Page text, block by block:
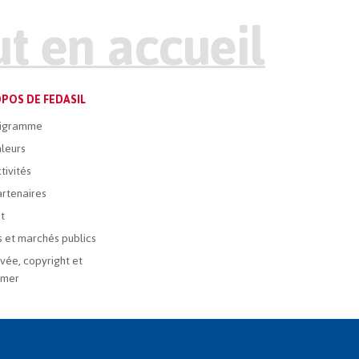
DE FEDASIL
et marchés publics
copyright et